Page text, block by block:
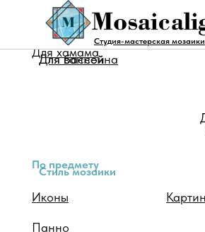
Студия-мастерская мозаики
Стиль мозаики
Иконы
Панно
По предмету
Для хамама
Для ванной
Для бассейна
Для помещения